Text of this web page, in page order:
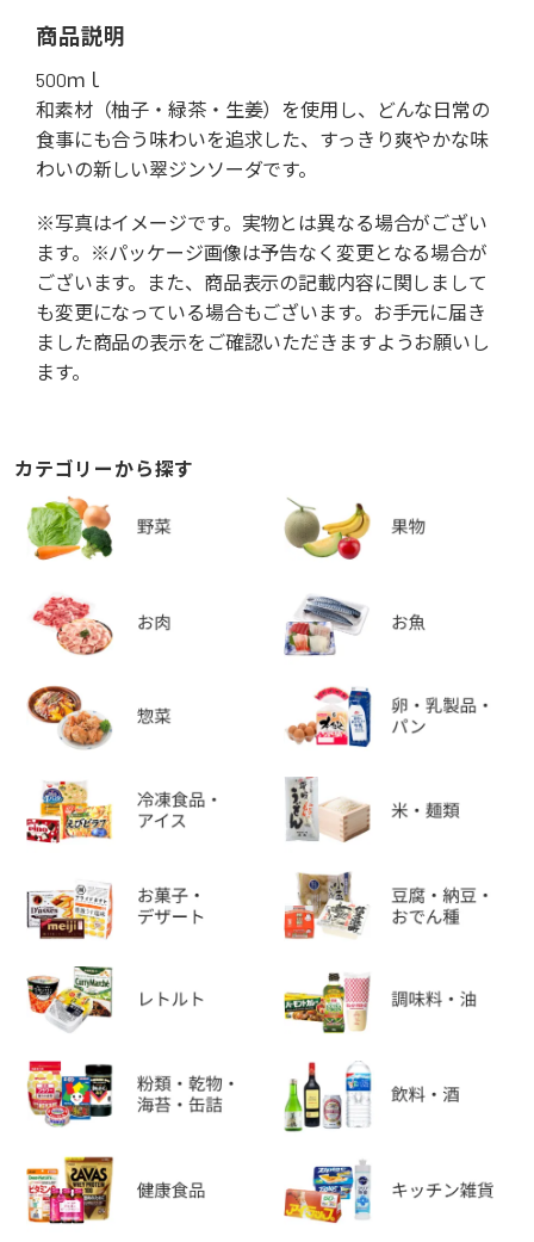
商品説明
500ｍｌ
和素材（柚子・緑茶・生姜）を使用し、どんな日常の
食事にも合う味わいを追求した、すっきり爽やかな味
わいの新しい翠ジンソーダです。
※写真はイメージです。実物とは異なる場合がござい
ます。※パッケージ画像は予告なく変更となる場合が
ございます。また、商品表示の記載内容に関しまして
も変更になっている場合もございます。お手元に届き
ました商品の表示をご確認いただきますようお願いし
ます。
カテゴリーから探す